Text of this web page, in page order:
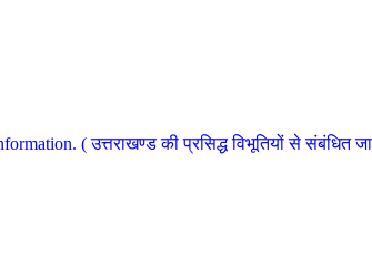
( उत्तराखण्ड की प्रसिद्ध विभूतियों से संबंधित